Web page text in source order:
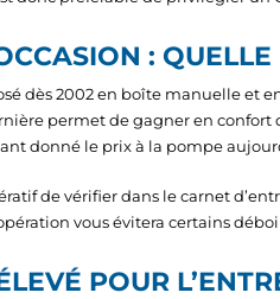
:
dès 2002 en boîte manuelle
permet de gagner en confort
donné le prix à la pompe
de vérifier dans le carnet
vous évitera certains
POUR